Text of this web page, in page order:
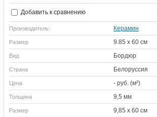
Добавить к сравнению
Производитель: Керамин
Размер 9.85 x 60 см
Вид Бордюр
Страна Белоруссия
Цена - руб. (м²)
Толщина 9,5 мм
Размер 9,85 х 60 см